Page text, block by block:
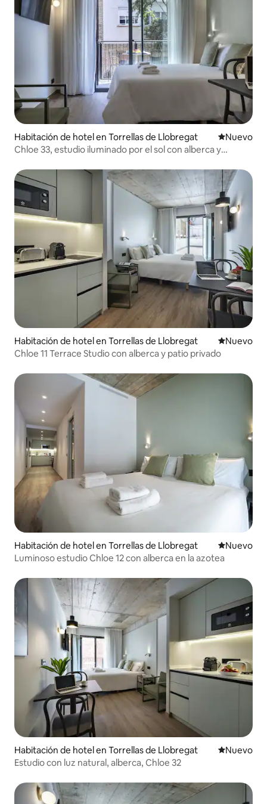
Habitación de hotel en Torrellas de Llobregat Nuevo
Nuevo
Chloe 33, estudio iluminado por el sol con alberca y
Habitación de hotel en Torrellas de Llobregat Nuevo
Nuevo
Chloe 11 Terrace Studio con alberca y patio privado
Habitación de hotel en Torrellas de Llobregat Nuevo
Nuevo
Luminoso estudio Chloe 12 con alberca en la azotea
Habitación de hotel en Torrellas de Llobregat Nuevo
Nuevo
Estudio con luz natural, alberca, Chloe 32